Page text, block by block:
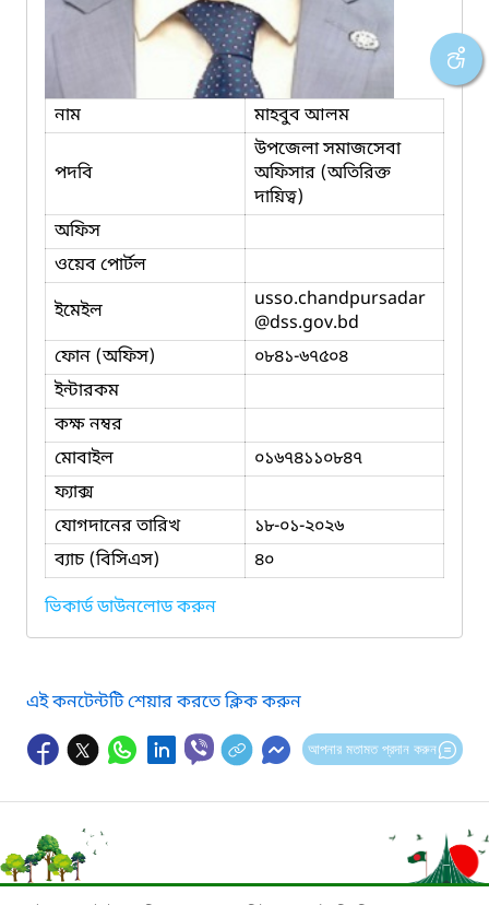
নাম মাহবুব আলম
পদবি
উপজেলা সমাজসেবা
অফিসার (অতিরিক্ত
দায়িত্ব)
অফিস
ওয়েব পোর্টল
ইমেইল
usso.chandpursadar
@dss.gov.bd
ফোন (অফিস)
০৮৪১-৬৭৫০৪
ইন্টারকম
কক্ষ নম্বর
মোবাইল
০১৬৭৪১১০৮৪৭
ফ্যাক্স
যোগদানের তারিখ
১৮-০১-২০২৬
ব্যাচ (বিসিএস)
৪০
ভিকার্ড ডাউনলোড করুন
এই কনটেন্টটি শেয়ার করতে ক্লিক করুন
আপনার মতামত প্রদান করুন